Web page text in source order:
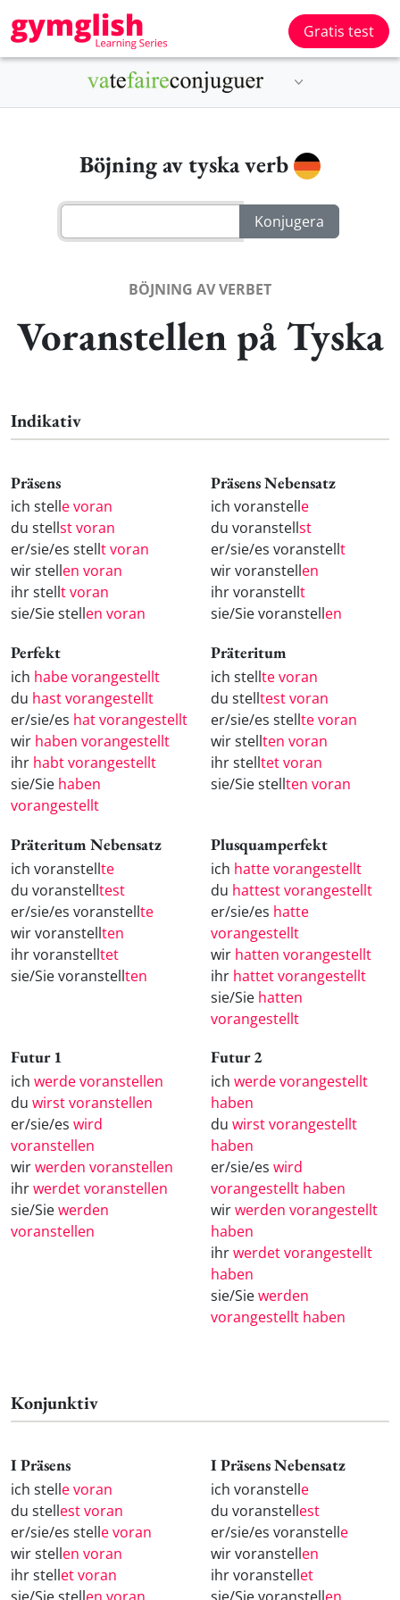
Gratis test
Böjning av tyska verb
BÖJNING AV VERBET
Voranstellen på Tyska
Indikativ
Präsens
ich stelle voran
du stellst voran
er/sie/es stellt voran
wir stellen voran
ihr stellt voran
sie/Sie stellen voran
Präsens Nebensatz
ich voranstelle
du voranstellst
er/sie/es voranstellt
wir voranstellen
ihr voranstellt
sie/Sie voranstellen
Perfekt
ich habe vorangestellt
du hast vorangestellt
er/sie/es hat vorangestellt
wir haben vorangestellt
ihr habt vorangestellt
sie/Sie haben
vorangestellt
Präteritum
ich stellte voran
du stelltest voran
er/sie/es stellte voran
wir stellten voran
ihr stelltet voran
sie/Sie stellten voran
Präteritum Nebensatz
ich voranstellte
du voranstelltest
er/sie/es voranstellte
wir voranstellten
ihr voranstelltet
sie/Sie voranstellten
Plusquamperfekt
ich hatte vorangestellt
du hattest vorangestellt
er/sie/es hatte
vorangestellt
wir hatten vorangestellt
ihr hattet vorangestellt
sie/Sie hatten
vorangestellt
Futur 1
ich werde voranstellen
du wirst voranstellen
er/sie/es wird
voranstellen
wirwerden voranstellen
ihrwerdet voranstellen
sie/Siewerden
voranstellen
Futur 2
ich werde vorangestellt
haben
du wirst vorangestellt
haben
er/sie/es wird
vorangestellt haben
wirwerden vorangestellt
haben
ihrwerdet vorangestellt
haben
sie/Siewerden
vorangestellt haben
Konjunktiv
I Präsens
ich stelle voran
du stellest voran
er/sie/es stelle voran
wir stellen voran
ihr stellet voran
I Präsens Nebensatz
ich voranstelle
du voranstellest
er/sie/es voranstelle
wir voranstellen
ihr voranstellet